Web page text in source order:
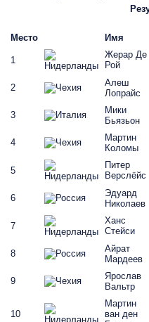
Место Имя
1
Жерар Де
Рой
2
Алеш
Лопрайс
3
Мики
Бьязьон
4
Мартин
Коломы
5
Питер
Верслёйс
6
Эдуард
Николаев
7
Ханс
Стейси
8
Айрат
Мардеев
9
Ярослав
Вальтр
10
Мартин
ван ден